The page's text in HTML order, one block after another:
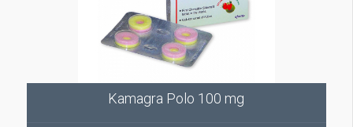
Kamagra Polo 100 mg